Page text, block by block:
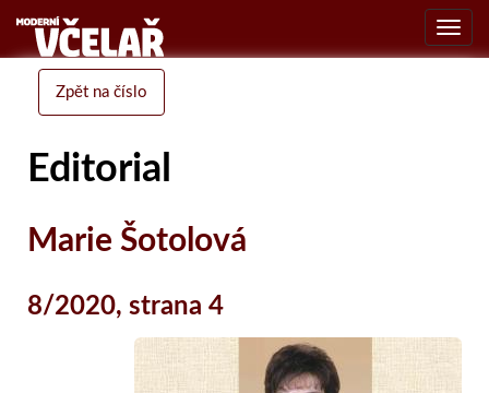
Zpět na číslo
Editorial
Marie Šotolová
8/2020, strana 4